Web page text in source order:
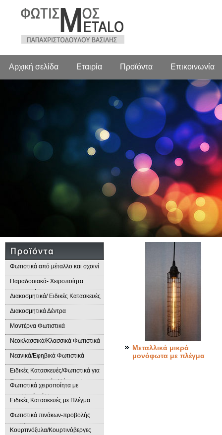
Αρχική σελίδα Εταιρία Προϊόντα Επικοινωνία
Φωτιστικά από μέταλλο και σχοινί
Παραδοσιακά- Χειροποίητα
Φωτιστικά
Διακοσμητικά/ Ειδικές Κατασκευές
Διακοσμητικά Δέντρα
Μοντέρνα Φωτιστικά
Νεοκλασσικά/Κλασσικά Φωτιστικά
Νεανικά/Εφηβικά Φωτιστικά
Ειδικές Κατασκευές/Φωτιστικά για
Επαγγελματικούς Χώρους/
Παραδοσιακά Φωτιστικά
Φωτιστικά χειροποίητα με
μεταλλικά φύλλα
Ειδικές Κατασκευές με Πλέγμα
Φωτιστικά πινάκων-προβολής
προϊόντων
Κουρτινόξυλα/Κουρτινόβεργες
Μεταλλικά μικρά
μονόφωτα με πλέγμα